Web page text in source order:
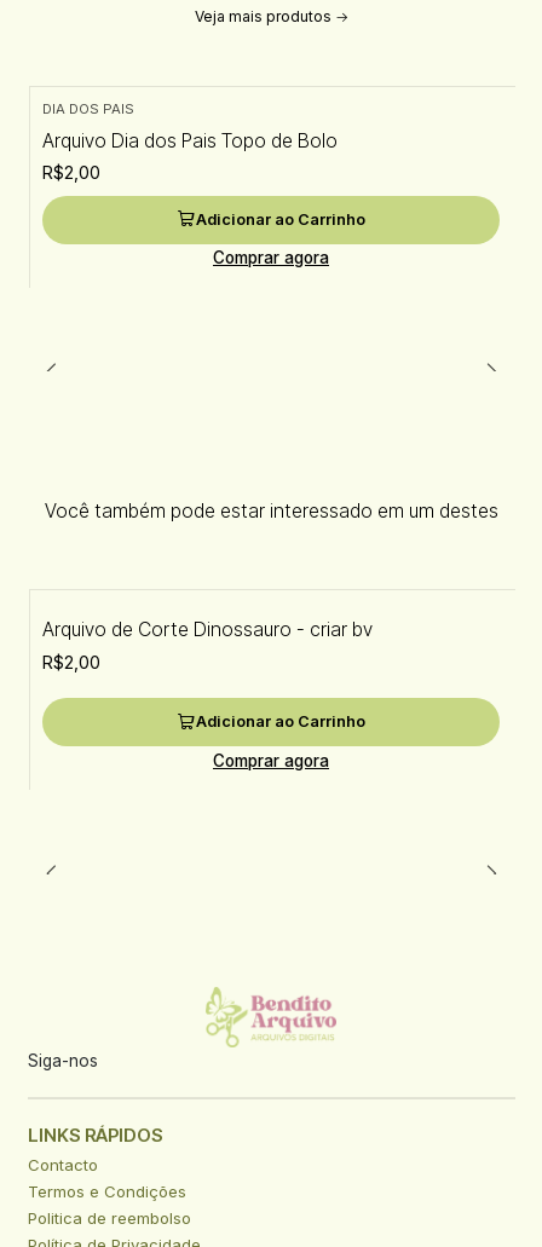
Veja mais produtos
DIA DOS PAIS
Arquivo Dia dos Pais Topo de Bolo
R$2,00
Adicionar ao Carrinho
Comprar agora
Você também pode estar interessado em um destes
Arquivo de Corte Dinossauro - criar bv
R$2,00
Adicionar ao Carrinho
Comprar agora
Siga-nos
LINKS RÁPIDOS
Contacto
Termos e Condições
Politica de reembolso